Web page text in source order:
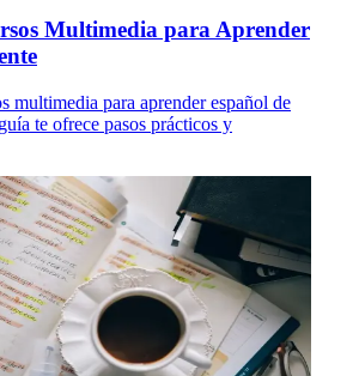
Multimedia para Aprender
multimedia para aprender español de
te ofrece pasos prácticos y